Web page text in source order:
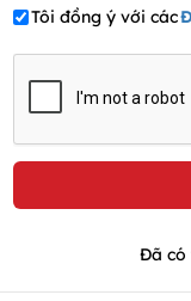
Tôi đồng ý với các
Đã có